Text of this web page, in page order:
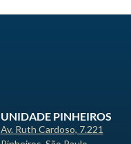
UNIDADE PINHEIROS
Av. Ruth Cardoso, 7.221